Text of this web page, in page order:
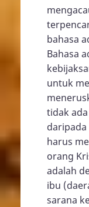
bahasa
Bahasa
untuk
tidak
daripada
harus
orang
adalah
ibu
sarana